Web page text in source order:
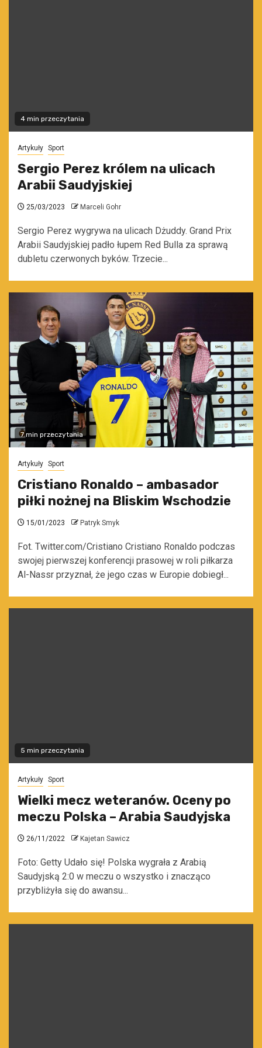
4 min przeczytania
Artykuły Sport
Sergio Perez królem na ulicach
Arabii Saudyjskiej
25/03/2023 Marceli Gohr
Sergio Perez wygrywa na ulicach Dżuddy. Grand Prix
Arabii Saudyjskiej padło łupem Red Bulla za sprawą
dubletu czerwonych byków. Trzecie...
7 min przeczytania
Artykuły Sport
Cristiano Ronaldo – ambasador
piłki nożnej na Bliskim Wschodzie
15/01/2023 Patryk Smyk
Fot. Twitter.com/Cristiano Cristiano Ronaldo podczas
swojej pierwszej konferencji prasowej w roli piłkarza
Al-Nassr przyznał, że jego czas w Europie dobiegł...
5 min przeczytania
Artykuły Sport
Wielki mecz weteranów. Oceny po
meczu Polska – Arabia Saudyjska
26/11/2022 Kajetan Sawicz
Foto: Getty Udało się! Polska wygrała z Arabią
Saudyjską 2:0 w meczu o wszystko i znacząco
przybliżyła się do awansu...